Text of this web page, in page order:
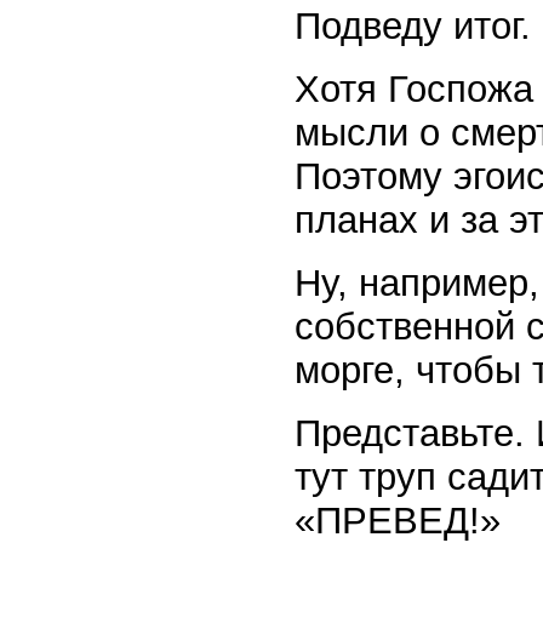
Подведу итог.
Хотя
мысли о
Поэтому
планах и за
Ну, например,
собственной
морге, чтобы
тут труп
«ПРЕВЕД!»